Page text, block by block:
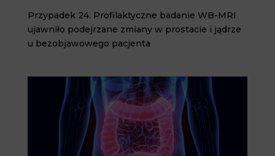
Przypadek 24. Profilaktyczne badanie WB-MRI
ujawniło podejrzane zmiany w prostacie i jądrze
u bezobjawowego pacjenta